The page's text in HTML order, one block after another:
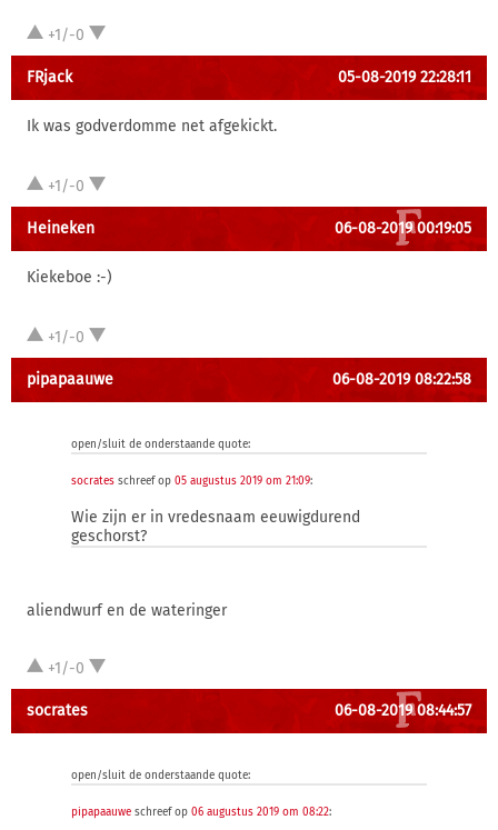
+1/-0
FRjack 05-08-2019 22:28:11
Ik was godverdomme net afgekickt.
+1/-0
Heineken 06-08-2019 00:19:05
Kiekeboe :-)
+1/-0
pipapaauwe 06-08-2019 08:22:58
open/sluit de onderstaande quote:
socrates schreef op 05 augustus 2019 om 21:09:
Wie zijn er in vredesnaam eeuwigdurend
geschorst?
aliendwurf en de wateringer
+1/-0
socrates 06-08-2019 08:44:57
open/sluit de onderstaande quote:
pipapaauwe schreef op 06 augustus 2019 om 08:22: